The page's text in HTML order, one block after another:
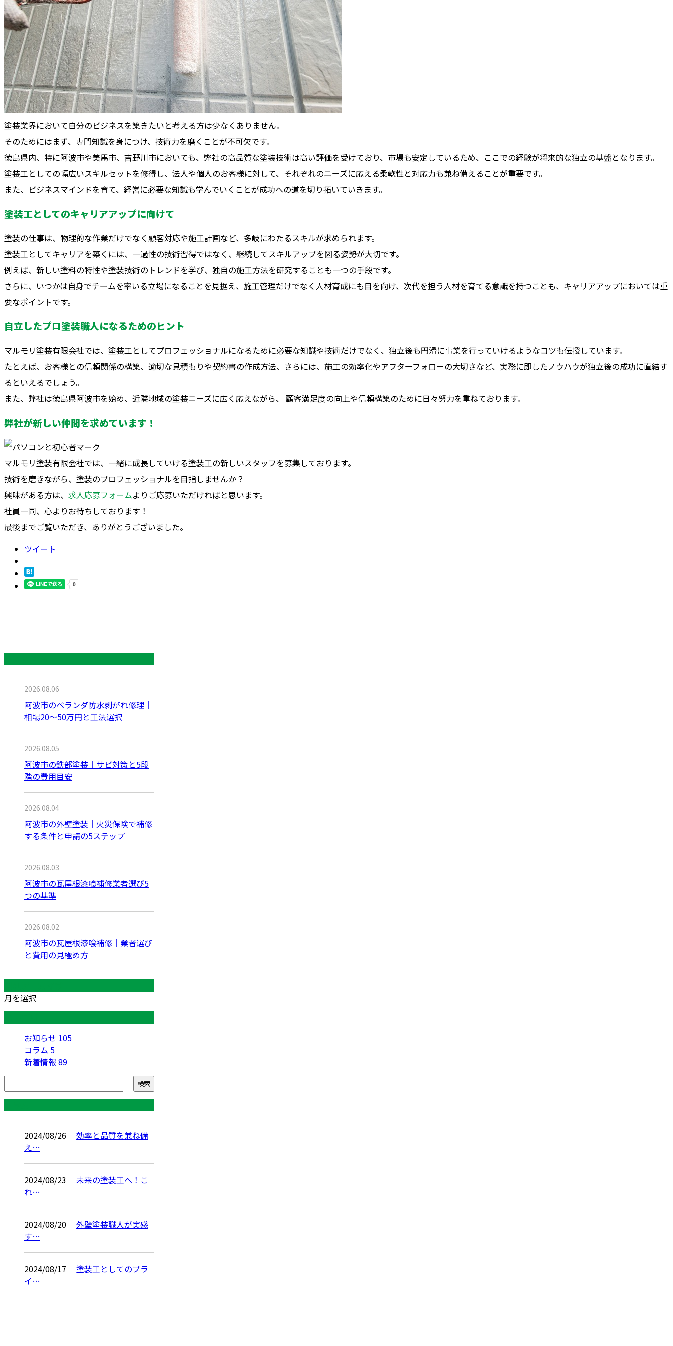
塗装業界において自分のビジネスを築きたいと考える方は少なくありません。
そのためにはまず、専門知識を身につけ、技術力を磨くことが不可欠です。
徳島県内、特に阿波市や美馬市、吉野川市においても、弊社の高品質な塗装技術は高い評価を受けており、市場も安定しているため、ここでの経験が将来的な独立の基盤となります。
塗装工としての幅広いスキルセットを修得し、法人や個人のお客様に対して、それぞれのニーズに応える柔軟性と対応力も兼ね備えることが重要です。
また、ビジネスマインドを育て、経営に必要な知識も学んでいくことが成功への道を切り拓いていきます。
塗装工としてのキャリアアップに向けて
塗装の仕事は、物理的な作業だけでなく顧客対応や施工計画など、多岐にわたるスキルが求められます。
塗装工としてキャリアを築くには、一過性の技術習得ではなく、継続してスキルアップを図る姿勢が大切です。
例えば、新しい塗料の特性や塗装技術のトレンドを学び、独自の施工方法を研究することも一つの手段です。
さらに、いつかは自身でチームを率いる立場になることを見据え、施工管理だけでなく人材育成にも目を向け、次代を担う人材を育てる意識を持つことも、キャリアアップにおいては重
要なポイントです。
自立したプロ塗装職人になるためのヒント
マルモリ塗装有限会社では、塗装工としてプロフェッショナルになるために必要な知識や技術だけでなく、独立後も円滑に事業を行っていけるようなコツも伝授しています。
たとえば、お客様との信頼関係の構築、適切な見積もりや契約書の作成方法、さらには、施工の効率化やアフターフォローの大切さなど、実務に即したノウハウが独立後の成功に直結す
るといえるでしょう。
また、弊社は徳島県阿波市を始め、近隣地域の塗装ニーズに広く応えながら、 顧客満足度の向上や信頼構築のために日々努力を重ねております。
弊社が新しい仲間を求めています！
マルモリ塗装有限会社では、一緒に成長していける塗装工の新しいスタッフを募集しております。
技術を磨きながら、塗装のプロフェッショナルを目指しませんか？
興味がある方は、 求人応募フォームよりご応募いただければと思います。
社員一同、心よりお待ちしております！
最後までご覧いただき、ありがとうございました。
ツイート
2026.08.06
阿波市のベランダ防水剥がれ修理｜
相場20〜50万円と工法選択
2026.08.05
阿波市の鉄部塗装｜サビ対策と5段
階の費用目安
2026.08.04
阿波市の外壁塗装｜火災保険で補修
する条件と申請の5ステップ
2026.08.03
阿波市の瓦屋根漆喰補修業者選び5
つの基準
2026.08.02
阿波市の瓦屋根漆喰補修｜業者選び
と費用の見極め方
月を選択
お知らせ 105
コラム 5
新着情報 89
2024/08/26
効率と品質を兼ね備
え…
2024/08/23
未来の塗装工へ！こ
れ…
2024/08/20
外壁塗装職人が実感
す…
2024/08/17
塗装工としてのプラ
イ…